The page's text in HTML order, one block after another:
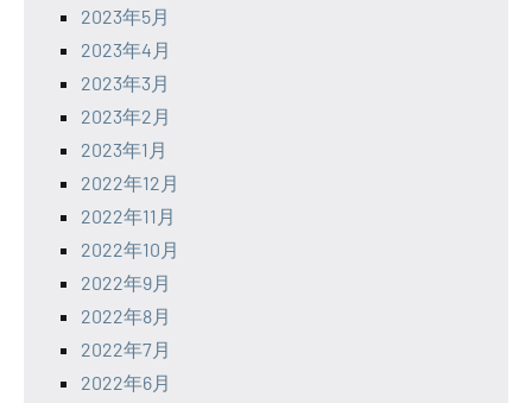
2023年5月
2023年4月
2023年3月
2023年2月
2023年1月
2022年12月
2022年11月
2022年10月
2022年9月
2022年8月
2022年7月
2022年6月